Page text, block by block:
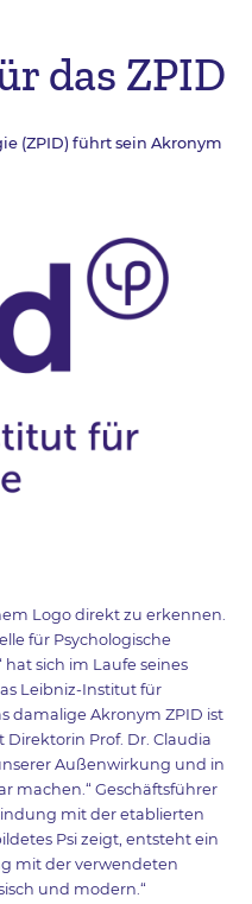
das ZPID
(ZPID) führt sein Akronym
Logo direkt zu erkennen.
für Psychologische
sich im Laufe seines
Leibniz-Institut für
damalige Akronym ZPID ist
Direktorin Prof. Dr. Claudia
Außenwirkung und in
machen.“ Geschäftsführer
mit der etablierten
Psi zeigt, entsteht ein
mit der verwendeten
und modern.“